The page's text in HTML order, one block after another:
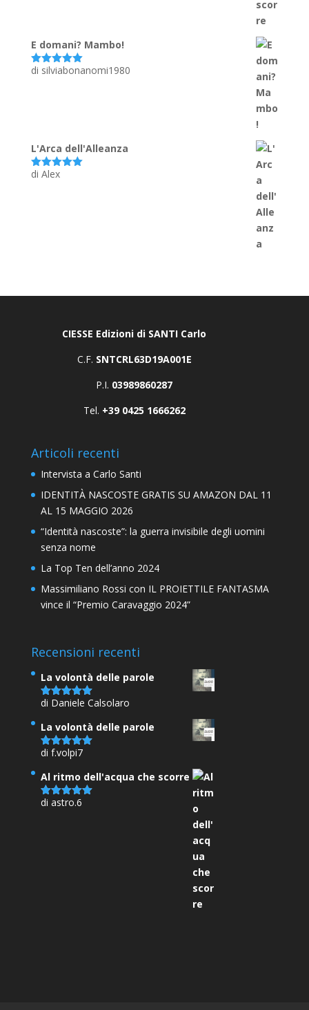
E domani? Mambo!
Valutato5
di silviabonanomi1980
L'Arca dell'Alleanza
Valutato
di Alex
CIESSE Edizioni di SANTI Carlo
C.F. SNTCRL63D19A001E
P.I. 03989860287
Tel. +39 0425 1666262
Articoli recenti
Intervista a Carlo Santi
IDENTITÀ NASCOSTE GRATIS SU AMAZON DAL 11
AL 15 MAGGIO 2026
“Identità nascoste”: la guerra invisibile degli uomini
senza nome
La Top Ten dell’anno 2024
Massimiliano Rossi con IL PROIETTILE FANTASMA
vince il “Premio Caravaggio 2024”
Recensioni recenti
La volontà delle parole
Valutato5
di Daniele Calsolaro
La volontà delle parole
Valutato 5
di f.volpi7
Al ritmo dell'acqua che scorre
Valutato5
di astro.6